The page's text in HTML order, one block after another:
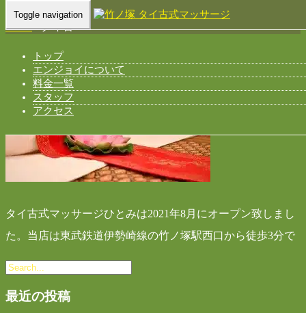
Toggle navigation
トップ
エンジョイについて
料金一覧
スタッフ
アクセス
Home-タイ古…
タイ古式マッサージひとみは2021年8月にオープン致しまし
た。当店は東武鉄道伊勢崎線の竹ノ塚駅西口から徒歩3分で
最近の投稿